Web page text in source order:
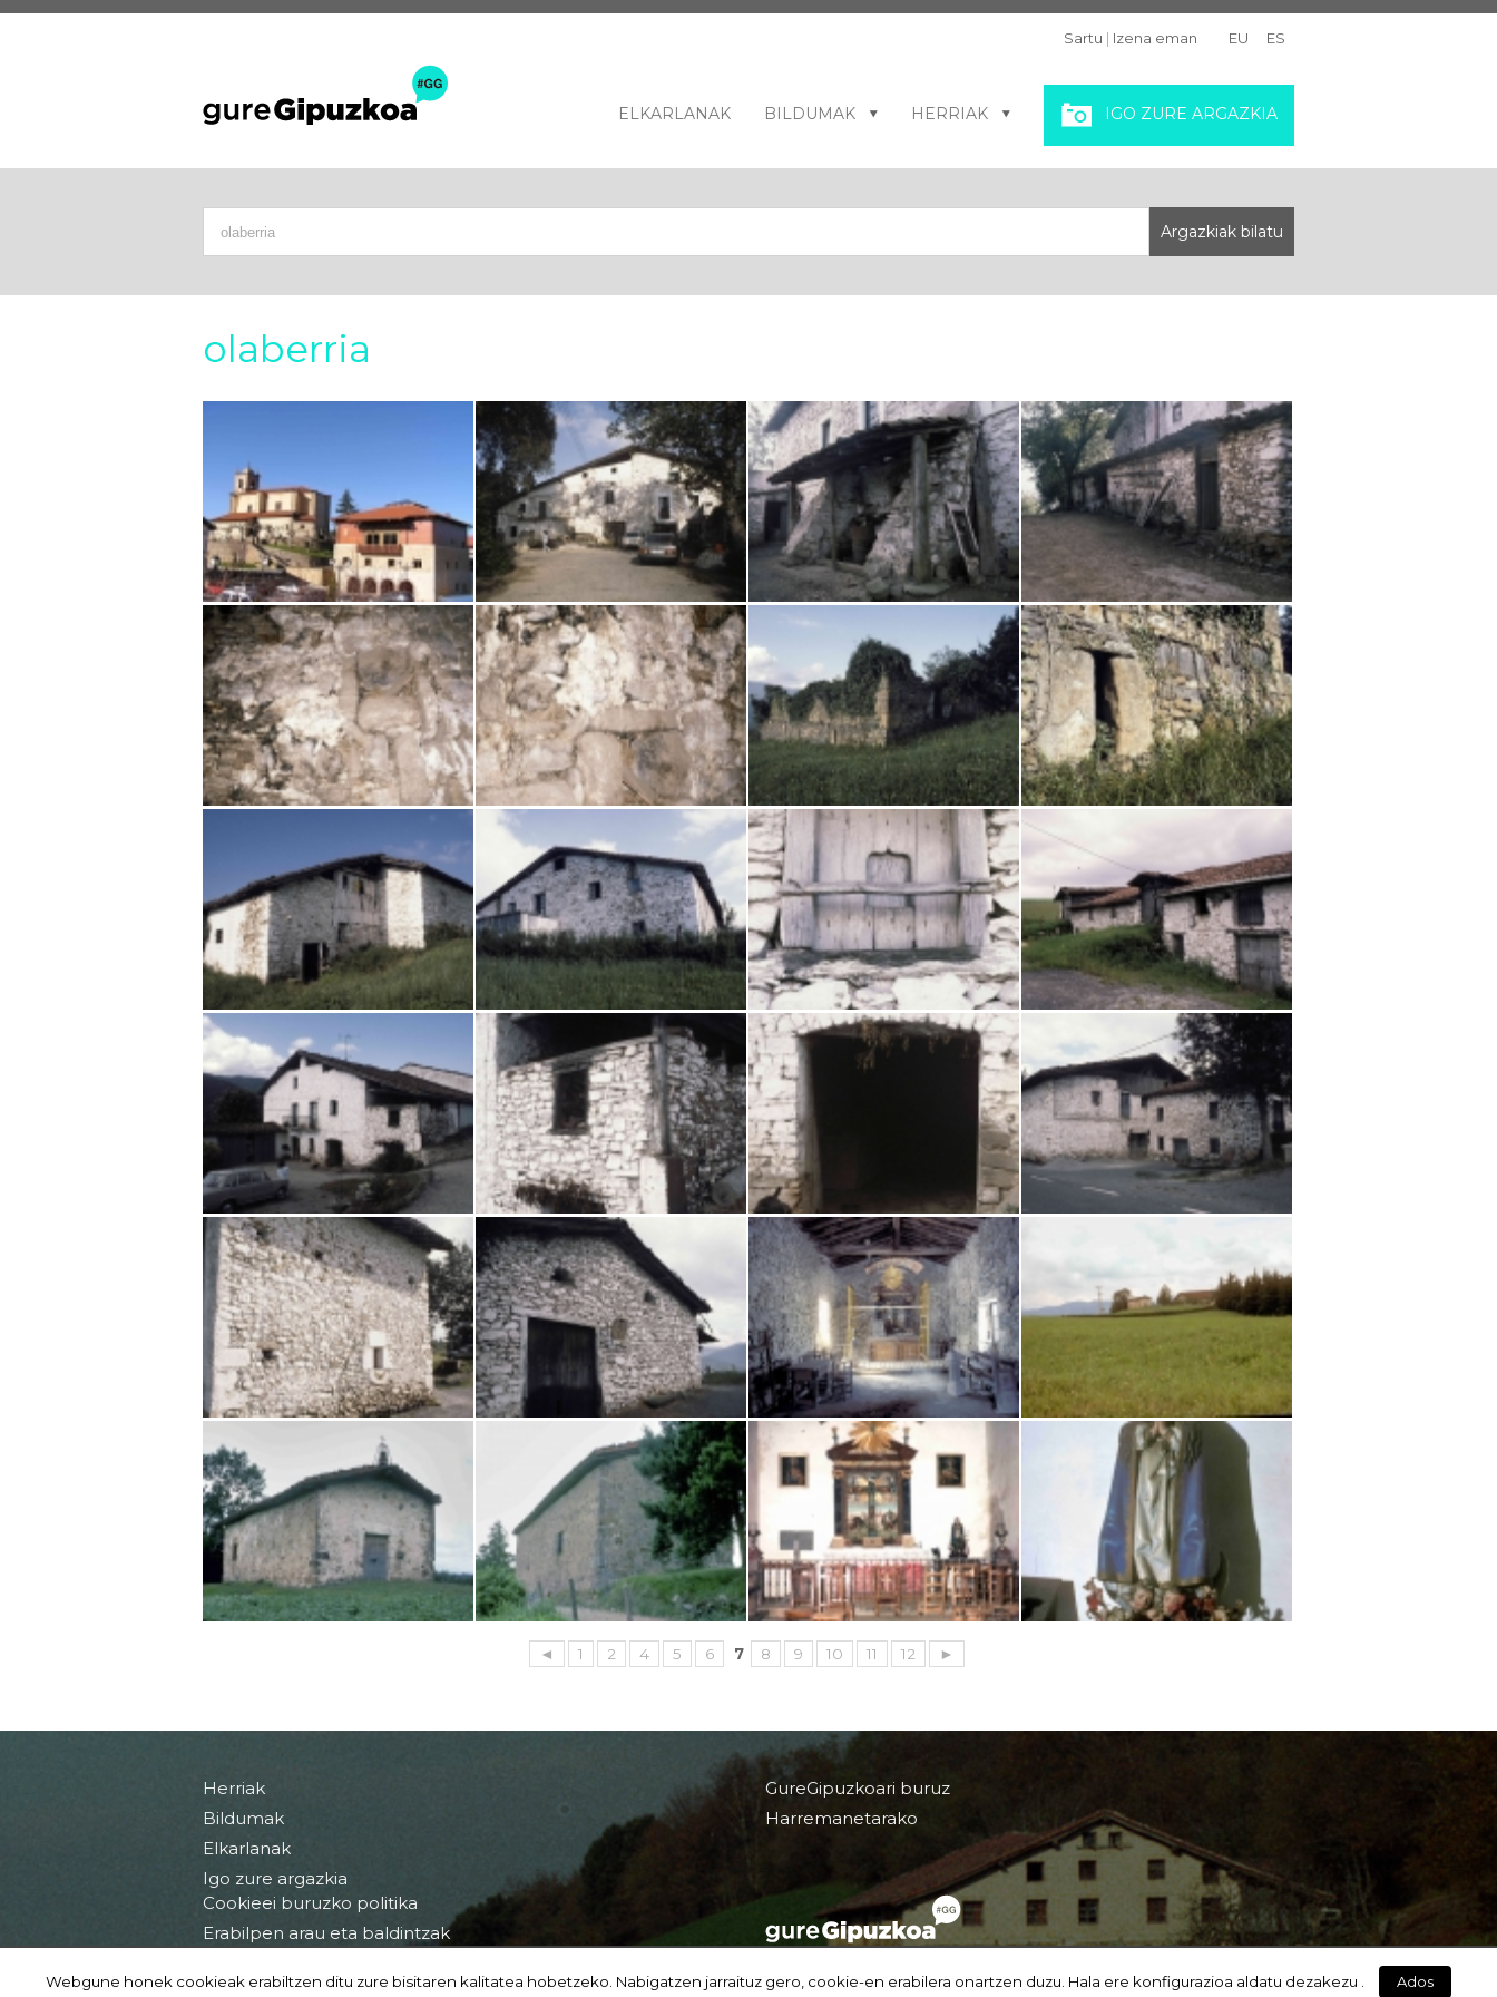
Sartu | Izena eman EU ES
ELKARLANAK BILDUMAK HERRIAK IGO ZURE ARGAZKIA
olaberria
◄ 1 2 4 5 6 7 8 9 10 11 12 ►
Herriak
Bildumak
Elkarlanak
Igo zure argazkia
GureGipuzkoari buruz
Harremanetarako
Cookieei buruzko politika
Erabilpen arau eta baldintzak
Webgune honek cookieak erabiltzen ditu zure bisitaren kalitatea hobetzeko. Nabigatzen jarraituz gero, cookie-en erabilera onartzen duzu. Hala ere konfigurazioa aldatu dezakezu . Ados